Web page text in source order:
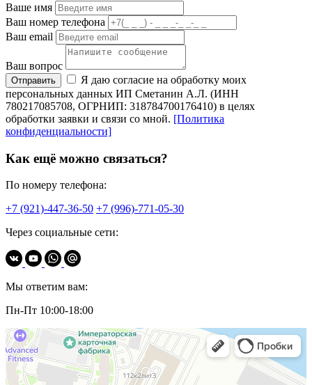
Ваше имя
Ваш номер телефона
Ваш email
Ваш вопрос
Отправить
Я даю согласие на обработку моих
персональных данных ИП Сметанин А.Л. (ИНН
780217085708, ОГРНИП: 318784700176410) в целях
обработки заявки и связи со мной. [Политика
конфиденциальности]
Как ещё можно связаться?
По номеру телефона:
+7 (921)-447-36-50 +7 (996)-771-05-30
Через социальные сети:
Мы ответим вам:
Пн-Пт 10:00-18:00